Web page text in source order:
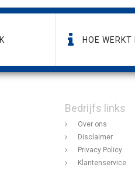
HOE WERKT
Bedrijfs links
Over ons
Disclaimer
Privacy Policy
Klantenservice